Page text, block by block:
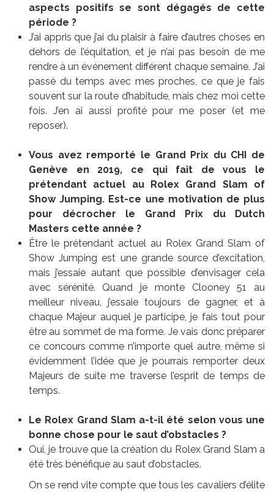
aspects positifs se sont dégagés de cette
période ?
J’ai appris que j’ai du plaisir à faire d’autres choses en
dehors de l’équitation, et je n’ai pas besoin de me
rendre à un événement différent chaque semaine. J’ai
passé du temps avec mes proches, ce que je fais
souvent sur la route d’habitude, mais chez moi cette
fois. J’en ai aussi profité pour me poser (et me
reposer).
Vous avez remporté le Grand Prix du CHI de
Genève en 2019, ce qui fait de vous le
prétendant actuel au Rolex Grand Slam of
Show Jumping. Est-ce une motivation de plus
pour décrocher le Grand Prix du Dutch
Masters cette année ?
Être le prétendant actuel au Rolex Grand Slam of
Show Jumping est une grande source d’excitation,
mais j’essaie autant que possible d’envisager cela
avec sérénité. Quand je monte Clooney 51 au
meilleur niveau, j’essaie toujours de gagner, et à
chaque Majeur auquel je participe, je fais tout pour
être au sommet de ma forme. Je vais donc préparer
ce concours comme n’importe quel autre, même si
évidemment l’idée que je pourrais remporter deux
Majeurs de suite me traverse l’esprit de temps de
temps.
Le Rolex Grand Slam a-t-il été selon vous une
bonne chose pour le saut d’obstacles ?
Oui, je trouve que la création du Rolex Grand Slam a
été très bénéfique au saut d’obstacles.
On se rend vite compte que tous les cavaliers d’élite